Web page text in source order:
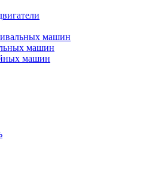
машин
машин
машин